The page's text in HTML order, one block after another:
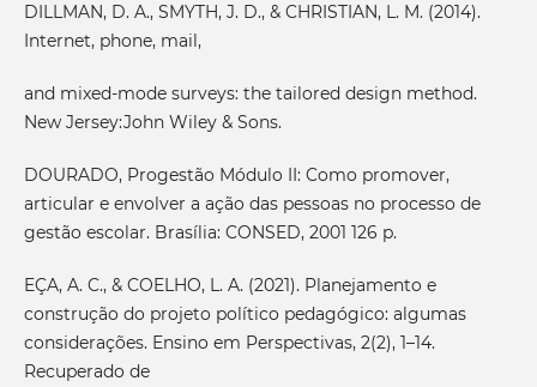
DILLMAN, D. A., SMYTH, J. D., & CHRISTIAN, L. M. (2014).
Internet, phone, mail,
and mixed-mode surveys: the tailored design method.
New Jersey:John Wiley & Sons.
DOURADO, Progestão Módulo II: Como promover,
articular e envolver a ação das pessoas no processo de
gestão escolar. Brasília: CONSED, 2001 126 p.
EÇA, A. C., & COELHO, L. A. (2021). Planejamento e
construção do projeto político pedagógico: algumas
considerações. Ensino em Perspectivas, 2(2), 1–14.
Recuperado de